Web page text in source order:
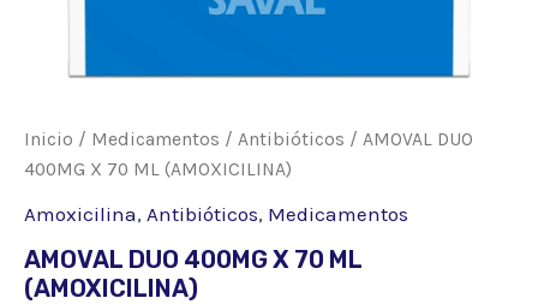
Inicio / Medicamentos / Antibióticos / AMOVAL DUO
400MG X 70 ML (AMOXICILINA)
Amoxicilina, Antibióticos, Medicamentos
AMOVAL DUO 400MG X 70 ML
(AMOXICILINA)